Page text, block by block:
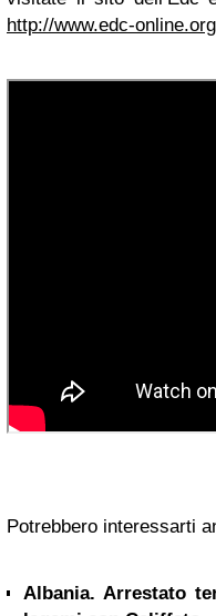
http://www.edc-
Potrebbero interessarti
Albania. Arrestato